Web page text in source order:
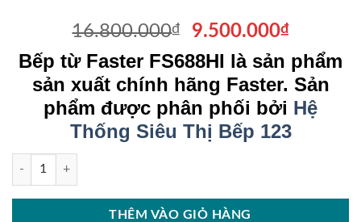
16.800.000₫
Giá
gốc
là:
16.800.000₫.
9.500.000₫Giá
hiện
tại
là:
Bếp từ Faster FS688HI là sản phẩm
sản xuất chính hãng Faster. Sản
phẩm được phân phối bởi Hệ
Thống Siêu Thị Bếp 123
Bếp từ Faster FS688HI số lượng
THÊM VÀO GIỎ HÀNG